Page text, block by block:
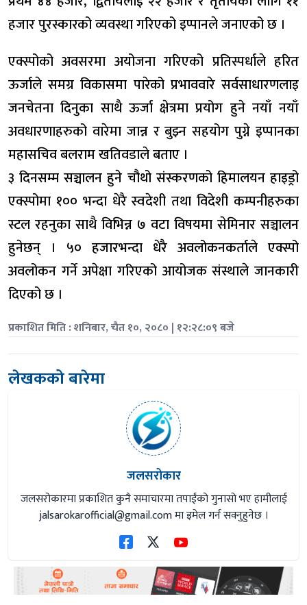
हजार पुरस्कारको व्यवस्था गरिएको इप्पानले जनाएको छ ।
एक्स्पोको अवसरमा अयोजना गरिएको प्रतिस्पर्धाले हरित
ऊर्जाले समग्र विकासमा पारेको प्रभाववारे सर्वसाधारणलाइ
जनचेतना दिनुका साथै ऊर्जा क्षेत्रमा प्रयोग हुने नयाँ नयाँ
अवधारणाहरुको वारेमा जान्न र बुझ्न सहयोग पुग्ने इप्पानका
महासचिव बलराम खतिवडाले बताए ।
३ दिनसम्म सञ्चालन हुने चौथो संस्करणको हिमालयन हाइड्रो
एक्स्पोमा १०० भन्दा धेरै स्वदेशी तथा विदेशी कम्पनीहरुका
स्टल रहनुका साथै विभिन्न ७ वटा विषयमा सेमिनार सञ्चालन
हुनेछन् । ५० हजारभन्दा धेरै अवलोकनकर्ताले एक्स्पो
अवलोकन गर्ने अपेक्षा गरिएको आयोजक संस्थाले जानकारी
दिएको छ ।
प्रकाशित मिति : शनिबार, चैत १०, २०८० | १२:२८:०९ बजे
लेखकको बारेमा
जलसरोकार
जलसरोकारमा प्रकाशित कुनै समाचारमा तपाईंको गुनासो भए हामीलाई
jalsarokarofficial@gmail.comमा इमेल गर्न सक्नुहुनेछ ।